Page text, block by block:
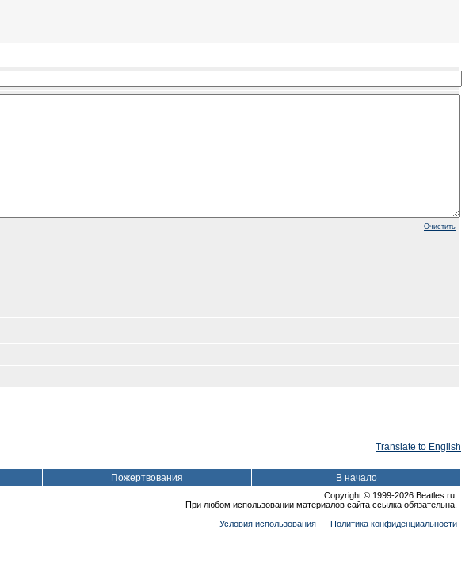
Очистить
Translate to English
Пожертвования В начало
Copyright © 1999-2026 Beatles.ru.
При любом использовании материалов сайта ссылка обязательна.
Условия использования
Политика конфиденциальности